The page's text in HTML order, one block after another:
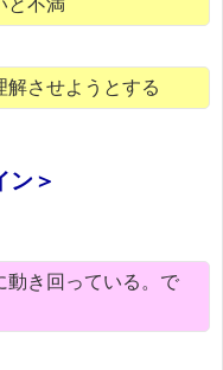
と不満
解させようとする
ン＞
動き回っている。で